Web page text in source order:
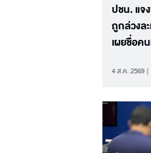
ปชน. แจ
ถูกล่วงล
เผยชื่อค
24 ชม.
4 ส.ค. 2569